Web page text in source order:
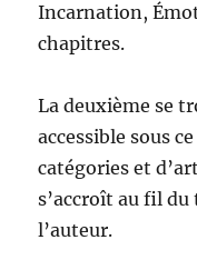
Incarnation,
chapitres.
La deuxième se
accessible sous
catégories et
s’accroît au fil du
l’auteur.